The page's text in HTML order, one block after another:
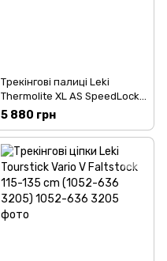
Трекінгові палиці Leki
Thermolite XL AS SpeedLock
(1052-634 2134)
5 880 грн